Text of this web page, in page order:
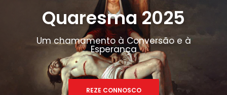
Quaresma 2025
Um chamamento à Conversão e à
Esperança
REZE CONNOSCO